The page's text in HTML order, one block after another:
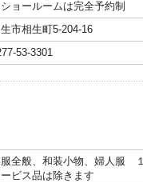
ョールームは完全予約制
市相生町5-204-16
53-3301
全般、和装小物、婦人服
ビス品は除きます